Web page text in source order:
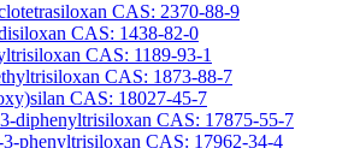
CAS: 2370-88-9
CAS: 1438-82-0
CAS: 1189-93-1
CAS: 1873-88-7
CAS: 18027-45-7
diphenyltrisiloxan CAS: 17875-55-7
3-phenyltrisiloxan CAS: 17962-34-4